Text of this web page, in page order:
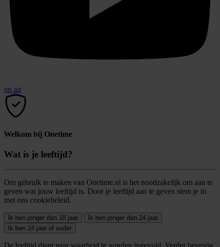
on air
Welkom bij Onetime
Wat is je leeftijd?
Om gebruik te maken van Onetime.nl is het noodzakelijk om aan te
geven wat jouw leeftijd is. Door je leeftijd aan te geven stem je in
met ons cookiebeleid.
Ik ben jonger dan 18 jaar
Ik ben jonger dan 24 jaar
Ik ben 24 jaar of ouder
De leeftijd dient naar waarheid te worden ingevuld. Verder bevestig